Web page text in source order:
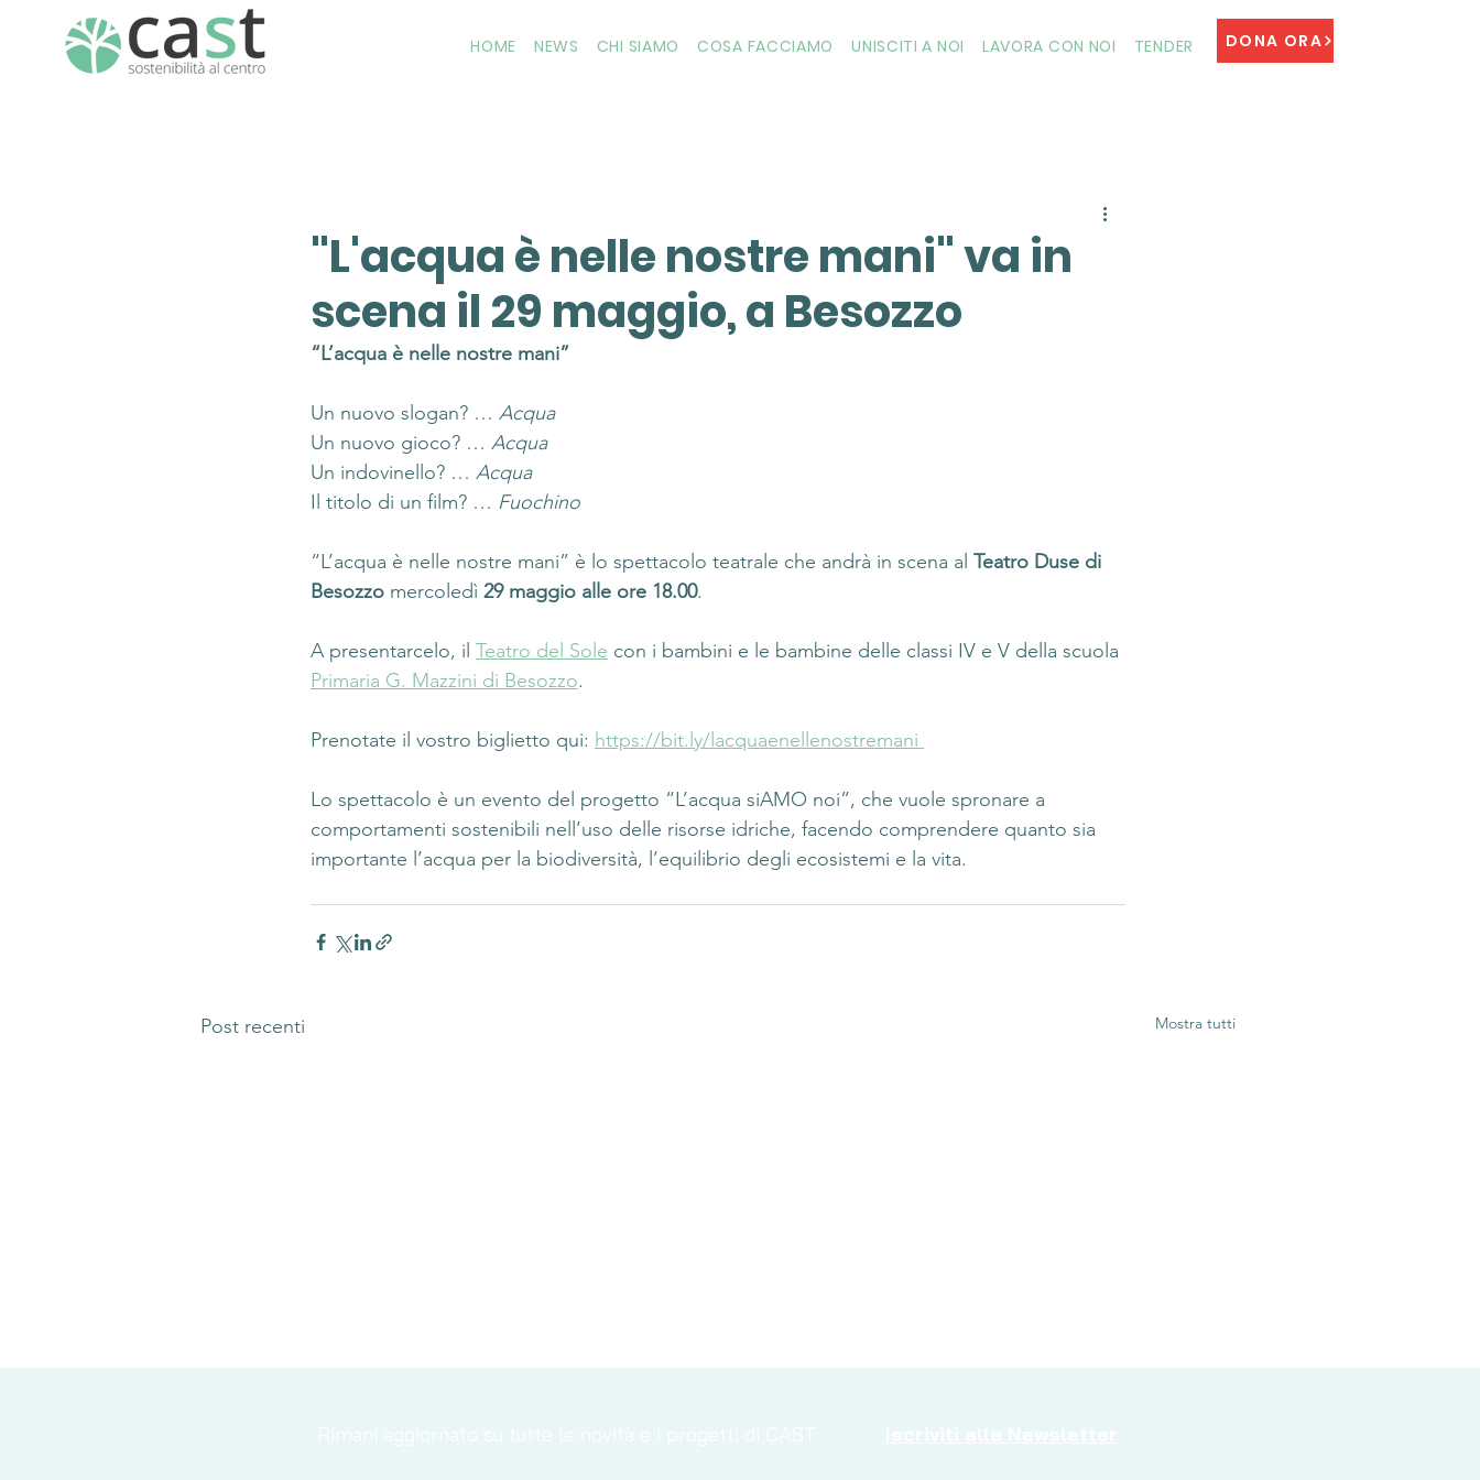
HOME NEWS CHI SIAMO COSA FACCIAMO UNISCITI A NOI LAVORA CON NOI TENDER DONA ORA
"L'acqua è nelle nostre mani" va in
scena il 29 maggio, a Besozzo
“L’acqua è nelle nostre mani”
Un nuovo slogan? … Acqua
Un nuovo gioco? … Acqua
Un indovinello? … Acqua
Il titolo di un film? … Fuochino
“L’acqua è nelle nostre mani” è lo spettacolo teatrale che andrà in scena al Teatro Duse di
Besozzo mercoledì 29 maggio alle ore 18.00.
A presentarcelo, il Teatro del Sole con i bambini e le bambine delle classi IV e V della scuola
Primaria G. Mazzini di Besozzo.
Prenotate il vostro biglietto qui: https://bit.ly/lacquaenellenostremani
Lo spettacolo è un evento del progetto “L’acqua siAMO noi”, che vuole spronare a
comportamenti sostenibili nell’uso delle risorse idriche, facendo comprendere quanto sia
importante l’acqua per la biodiversità, l’equilibrio degli ecosistemi e la vita.
Post recenti Mostra tutti